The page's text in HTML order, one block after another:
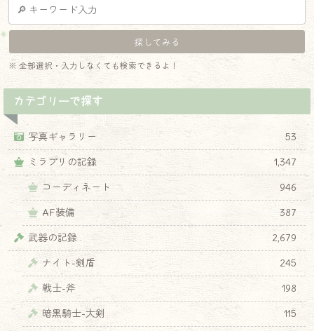
※ 全部選択・入力しなくても検索できるよ！
カテゴリーで探す
写真ギャラリー
53
ミラプリの記録
1,347
コーディネート
946
AF装備
387
武器の記録
2,679
ナイト-剣盾
245
戦士-斧
198
暗黒騎士-大剣
115